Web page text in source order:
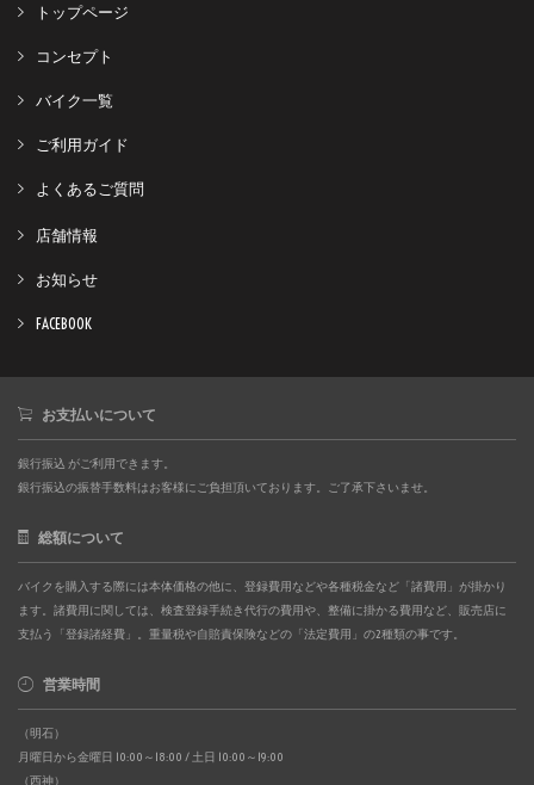
トップページ
コンセプト
バイク一覧
ご利用ガイド
よくあるご質問
店舗情報
お知らせ
FACEBOOK
お支払いについて
銀行振込 がご利用できます。
銀行振込の振替手数料はお客様にご負担頂いております。ご了承下さいませ。
総額について
バイクを購入する際には本体価格の他に、登録費用などや各種税金など「諸費用」が掛かり
ます。諸費用に関しては、検査登録手続き代行の費用や、整備に掛かる費用など、販売店に
支払う「登録諸経費」。重量税や自賠責保険などの「法定費用」の2種類の事です。
営業時間
（明石）
月曜日から金曜日 10:00～18:00 / 土日 10:00～19:00
（西神）